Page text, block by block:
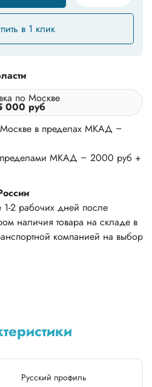
в 1 клик
по Москве
000 руб
Москве в пределах МКАД –
пределами МКАД – 2000 руб +
1-2 рабочих дней после
наличия товара на складе в
компанией на выбор
Русский профиль